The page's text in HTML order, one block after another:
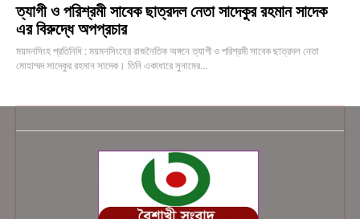
ত্যাগী ও পরিশ্রমী সাবেক ছাত্রদল নেতা সাদেকুর রহমান সাদেক
এর বিরুদ্ধে অপপ্রচার
ময়মনসিংহ প্রতিনিধি : ময়মনসিংহের রাজনৈতিক অঙ্গনে ত্যাগী ও পরিশ্রমী সাবেক ছাত্রদল নেতা
মোহাম্মদ সাদেকুর রহমান সাদেক। তিনি একাধারে সুনামের...